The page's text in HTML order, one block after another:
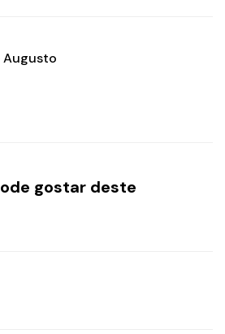
Augusto
gostar deste